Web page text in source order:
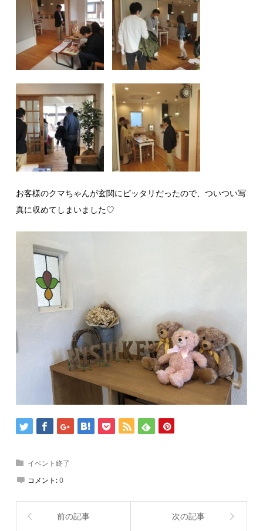
お客様のクマちゃんが玄関にピッタリだったので、ついつい写
真に収めてしまいました♡
イベント終了
コメント:0
前の記事 次の記事